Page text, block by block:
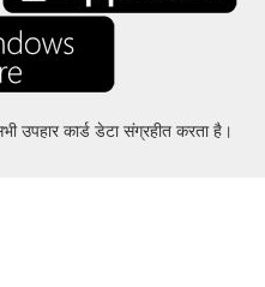
उपहार कार्ड डेटा संग्रहीत करता है।